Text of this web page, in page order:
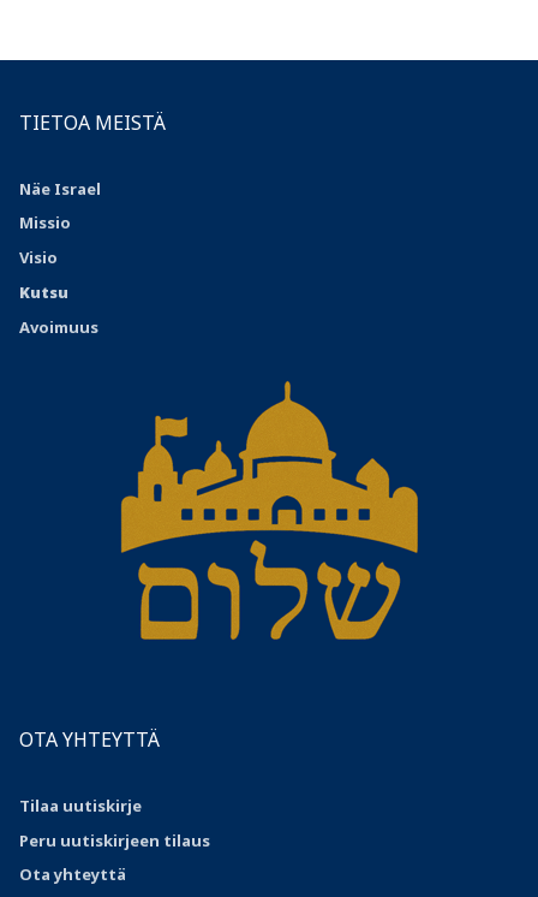
TIETOA MEISTÄ
Näe Israel
Missio
Visio
Kutsu
Avoimuus
OTA YHTEYTTÄ
Tilaa uutiskirje
Peru uutiskirjeen tilaus
Otayhteyttä